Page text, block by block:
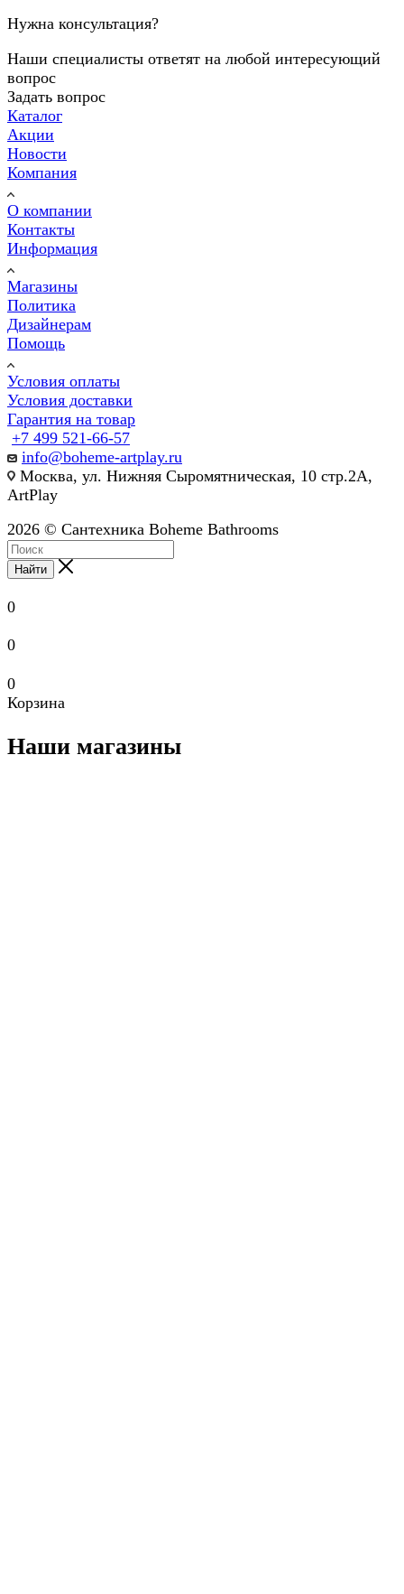
Нужна консультация?
Наши специалисты ответят на любой интересующий
вопрос
Задать вопрос
Каталог
Акции
Новости
Компания
О компании
Контакты
Информация
Магазины
Политика
Дизайнерам
Помощь
Условия оплаты
Условия доставки
Гарантия на товар
+7 499 521-66-57
info@boheme-artplay.ru
Москва, ул. Нижняя Сыромятническая, 10 стр.2А,
ArtPlay
2026 © Сантехника Boheme Bathrooms
Найти
0
0
0
Корзина
Наши магазины